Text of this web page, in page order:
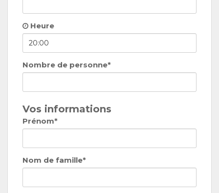
Heure
Nombre de personne*
Vos informations
Prénom*
Nom de famille*